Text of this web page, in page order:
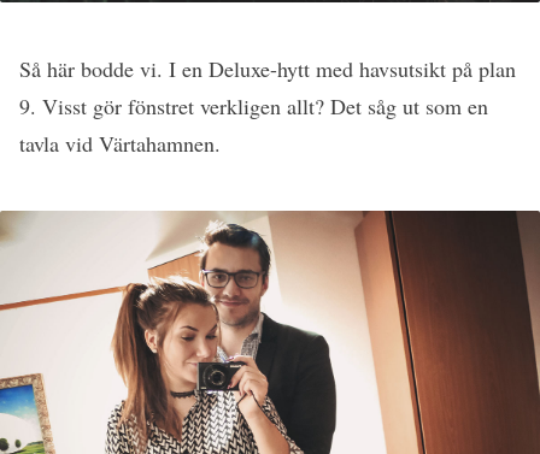
Så här bodde vi. I en Deluxe-hytt med havsutsikt på plan
9. Visst gör fönstret verkligen allt? Det såg ut som en
tavla vid Värtahamnen.